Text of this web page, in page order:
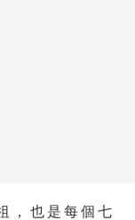
，也是每個七